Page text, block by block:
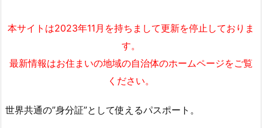
本サイトは2023年11月を持ちまして更新を停止しておりま
す。
最新情報はお住まいの地域の自治体のホームページをご覧
ください。
世界共通の”身分証”として使えるパスポート。